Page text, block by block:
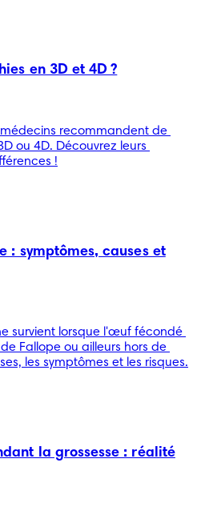
en 3D et 4D ?
médecins recommandent de
ou 4D. Découvrez leurs
!
: symptômes, causes et
survient lorsque l'œuf fécondé
Fallope ou ailleurs hors de
les symptômes et les risques.
la grossesse : réalité